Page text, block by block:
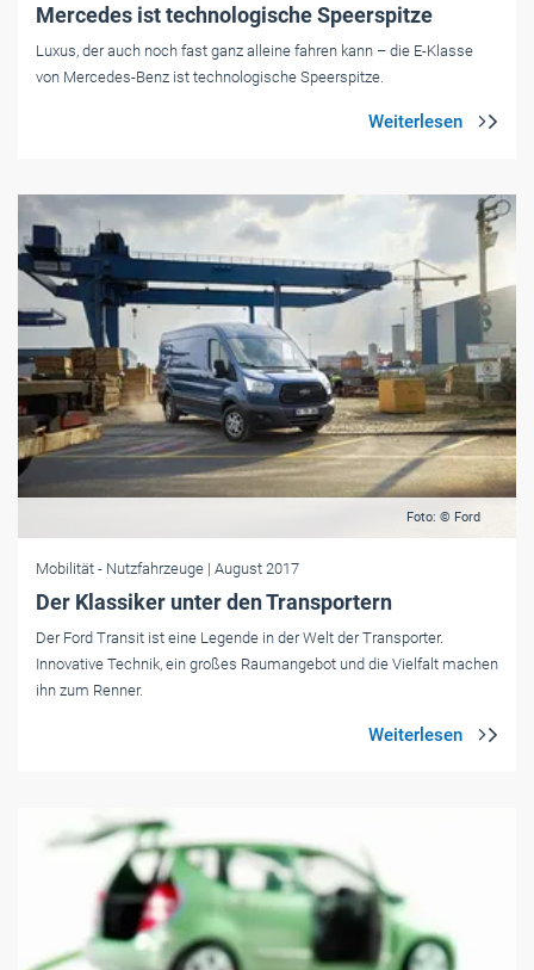
Mercedes ist technologische Speerspitze
Luxus, der auch noch fast ganz alleine fahren kann – die E-Klasse
von Mercedes-Benz ist technologische Speerspitze.
Foto: © Ford
Mobilität - Nutzfahrzeuge | August 2017
Der Klassiker unter den Transportern
Der Ford Transit ist eine Legende in der Welt der Transporter.
Innovative Technik, ein großes Raumangebot und die Vielfalt machen
ihn zum Renner.